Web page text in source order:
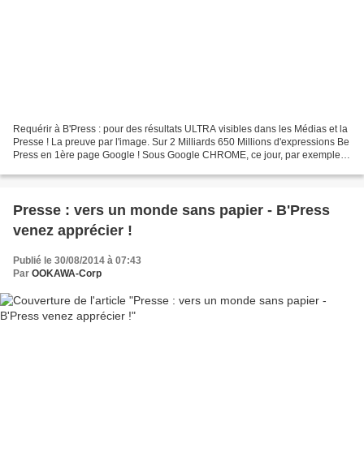
Requérir à B'Press : pour des résultats ULTRA visibles dans les Médias et la
Presse ! La preuve par l'image. Sur 2 Milliards 650 Millions d'expressions Be
Press en 1ère page Google ! Sous Google CHROME, ce jour, par exemple,
Presse : vers un monde sans papier - B'Press
venez apprécier !
Publié le 30/08/2014 à 07:43
Par OOKAWA-Corp